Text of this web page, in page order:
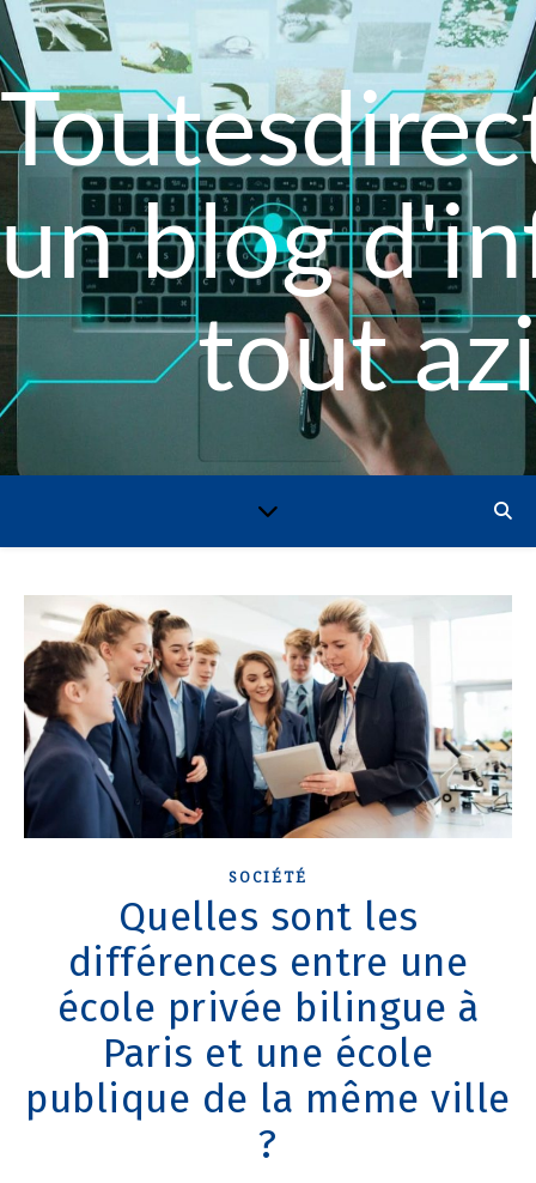
un blog
tout
SOCIÉTÉ
Quelles sont les
différences entre une
école privée bilingue à
Paris et une école
publique de la même ville
?